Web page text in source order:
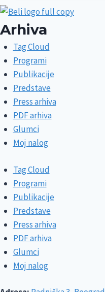
Arhiva
Tag Cloud
Programi
Publikacije
Predstave
Press arhiva
PDF arhiva
Glumci
Moj nalog
Tag Cloud
Programi
Publikacije
Predstave
Press arhiva
PDF arhiva
Glumci
Moj nalog